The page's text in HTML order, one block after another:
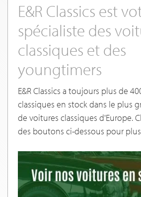
E&R Classics est
spécialiste des
classiques et des
youngtimers
E&R Classics a toujours plus de
classiques en stock dans le plus
de voitures classiques d'Europe.
des boutons ci-dessous pour